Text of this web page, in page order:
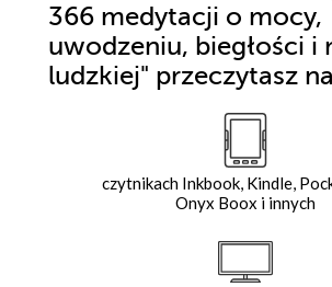
366 medytacji o mocy,
uwodzeniu, biegłości i
ludzkiej" przeczytasz
czytnikach Inkbook, Kindle,
Onyx Boox i innych